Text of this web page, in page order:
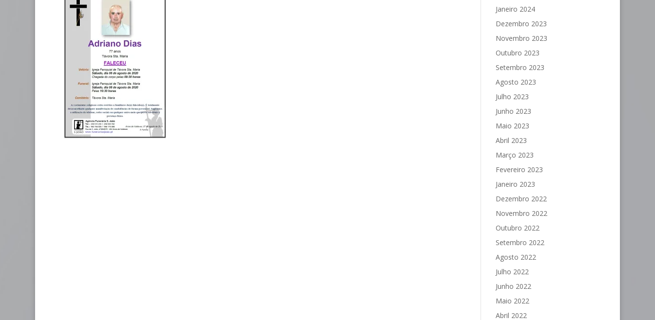
Janeiro 2024
Dezembro 2023
Novembro 2023
Outubro 2023
Setembro 2023
Agosto 2023
Julho 2023
Junho 2023
Maio 2023
Abril 2023
Março 2023
Fevereiro 2023
Janeiro 2023
Dezembro 2022
Novembro 2022
Outubro 2022
Setembro 2022
Agosto 2022
Julho 2022
Junho 2022
Maio 2022
Abril 2022